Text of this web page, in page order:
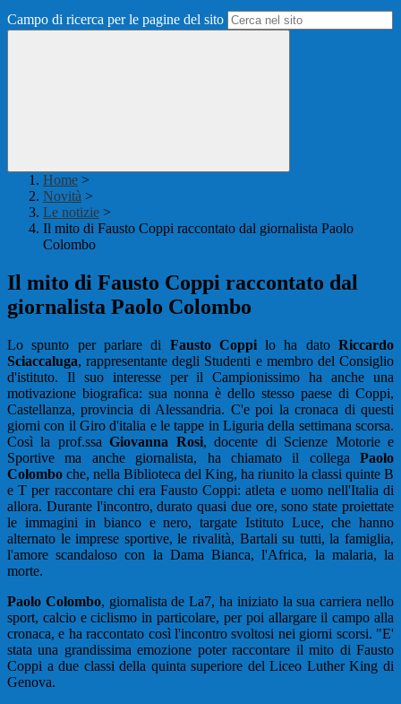
Campo di ricerca per le pagine del sito
Home >
Novità >
Le notizie >
Il mito di Fausto Coppi raccontato dal giornalista Paolo
Colombo
Il mito di Fausto Coppi raccontato dal
giornalista Paolo Colombo
Lo spunto per parlare di Fausto Coppilo ha datoRiccardo
Sciaccaluga, rappresentante degli Studenti e membro del Consiglio
d'istituto. Il suo interesse per il Campionissimo ha anche una
motivazione biografica: sua nonna è dello stesso paese di Coppi,
Castellanza, provincia di Alessandria. C'e poi la cronaca di questi
giorni con il Giro d'italia e le tappe in Liguria della settimana scorsa.
Così la prof.ssaGiovanna Rosi, docente di Scienze Motorie e
Sportive ma anche giornalista, ha chiamato il collega Paolo
Colombo che, nella Biblioteca del King, ha riunito la classi quinte B
e T per raccontare chi era Fausto Coppi: atleta e uomo nell'Italia di
allora. Durante l'incontro, durato quasi due ore, sono state proiettate
le immagini in bianco e nero, targate Istituto Luce, che hanno
alternato le imprese sportive, le rivalità, Bartali su tutti, la famiglia,
l'amore scandaloso con la Dama Bianca, l'Africa, la malaria, la
morte.
Paolo Colombo, giornalista de La7, ha iniziato la sua carriera nello
sport, calcio e ciclismo in particolare, per poi allargare il campo alla
cronaca, e ha raccontato così l'incontro svoltosi nei giorni scorsi. "E'
stata una grandissima emozione poter raccontare il mito di Fausto
Coppi a due classi della quinta superiore del Liceo Luther King di
Genova.